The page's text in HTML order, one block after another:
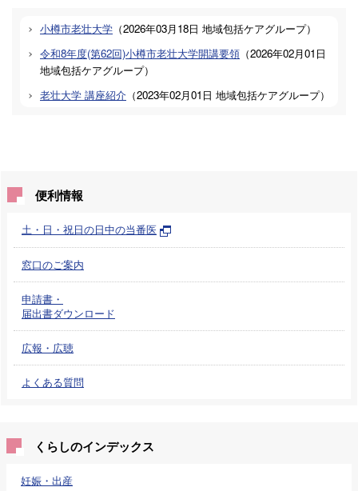
小樽市老壮大学 （2026年03月18日 地域包括ケアグループ）
令和8年度(第62回)小樽市老壮大学開講要領 （2026年02月01日
地域包括ケアグループ）
老壮大学 講座紹介 （2023年02月01日 地域包括ケアグループ）
便利情報
土・日・祝日の日中の当番医
窓口のご案内
申請書・
届出書ダウンロード
広報・広聴
よくある質問
くらしのインデックス
妊娠・出産